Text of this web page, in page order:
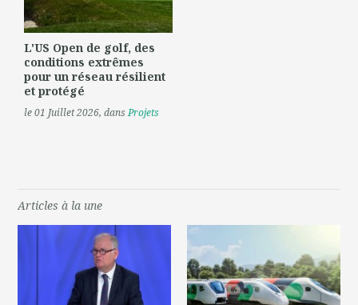
L'US Open de golf, des
conditions extrêmes
pour un réseau résilient
et protégé
le 01 Juillet 2026, dansProjets
Articles à la une